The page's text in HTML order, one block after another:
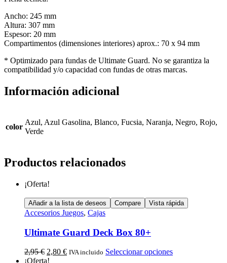
Ancho: 245 mm
Altura: 307 mm
Espesor: 20 mm
Compartimentos (dimensiones interiores) aprox.: 70 x 94 mm
* Optimizado para fundas de Ultimate Guard. No se garantiza la
compatibilidad y/o capacidad con fundas de otras marcas.
Información adicional
color
Azul, Azul Gasolina, Blanco, Fucsia, Naranja, Negro, Rojo,
Verde
Productos relacionados
¡Oferta!
Añadir a la lista de deseos Compare Vista rápida
Accesorios Juegos, Cajas
Ultimate Guard Deck Box 80+
2,95€ 2,80 € IVA incluido Seleccionar opciones
¡Oferta!